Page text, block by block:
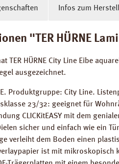
Infos zum
"TER HÜRNE
TER HÜRNE City Line Eibe
ausgezeichnet.
Produktgruppe: City Line.
23/32: geeignet für
CLICKitEASY mit dem
sicher und einfach wie ein
verleiht dem Boden einen
ist mit